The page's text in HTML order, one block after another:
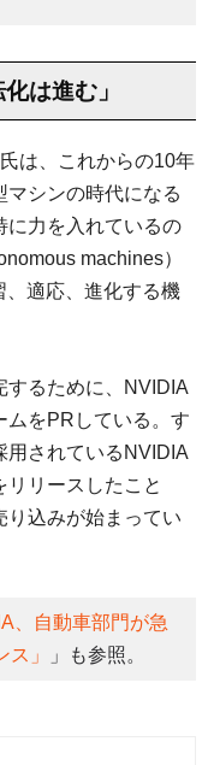
は進む」
は、これからの10年
マシンの時代になる
に力を入れているの
machines）
、適応、進化する機
するために、NVIDIA
ムをPRしている。す
用されているNVIDIA
リースしたこと
り込みが始まってい
、自動車部門が急
」
」も参照。